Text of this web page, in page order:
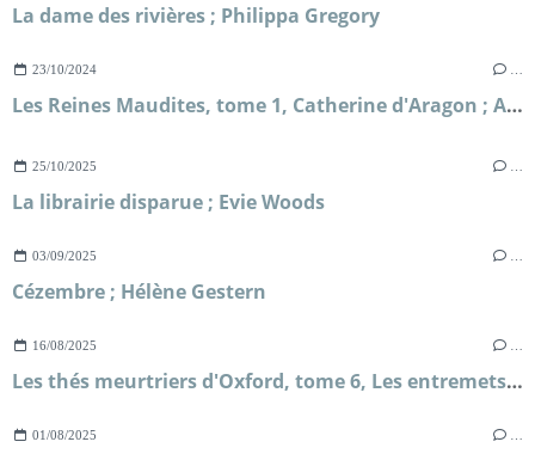
La dame des rivières ; Philippa Gregory
23/10/2024
Les Reines Maudites, tome 1, Catherine d'Aragon ; Alison Weir
25/10/2025
La librairie disparue ; Evie Woods
03/09/2025
Cézembre ; Hélène Gestern
16/08/2025
Les thés meurtriers d'Oxford, tome 6, Les entremets tueurs ; H.Y Hanna
01/08/2025